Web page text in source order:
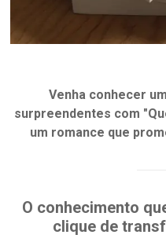
Venha conhecer
surpreendentes com
um romance que
O conhecimento
clique de